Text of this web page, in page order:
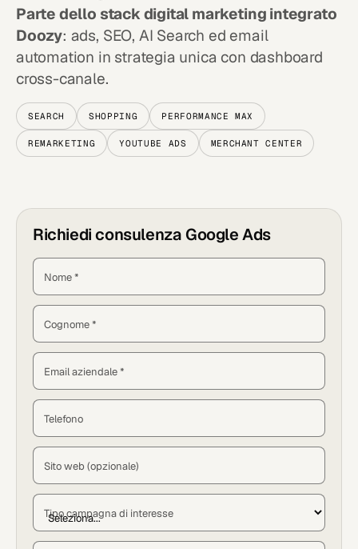
Parte dello stack digital marketing integrato
Doozy: ads, SEO, AI Search ed email
automation in strategia unica con dashboard
cross-canale.
SEARCH SHOPPING PERFORMANCE MAX
REMARKETING YOUTUBE ADS MERCHANT CENTER
Richiedi consulenza Google Ads
Nome *
Cognome *
Email aziendale *
Telefono
Sito web (opzionale)
Tipo campagna di interesse